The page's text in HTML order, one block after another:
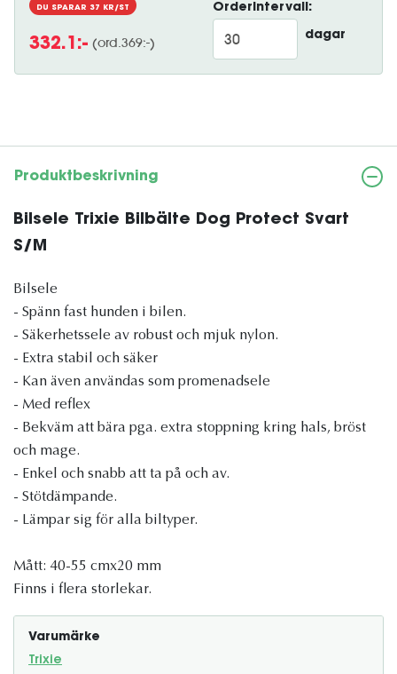
DU SPARAR 37 KR/ST
332.1 :- (ord.369:-)
Orderintervall:
dagar
Produktbeskrivning
Bilsele Trixie Bilbälte Dog Protect Svart
S/M
Bilsele
- Spänn fast hunden i bilen.
- Säkerhetssele av robust och mjuk nylon.
- Extra stabil och säker
- Kan även användas som promenadsele
- Med reflex
- Bekväm att bära pga. extra stoppning kring hals, bröst
och mage.
- Enkel och snabb att ta på och av.
- Stötdämpande.
- Lämpar sig för alla biltyper.
Mått: 40-55 cmx20 mm
Finns i flera storlekar.
Varumärke
Trixie